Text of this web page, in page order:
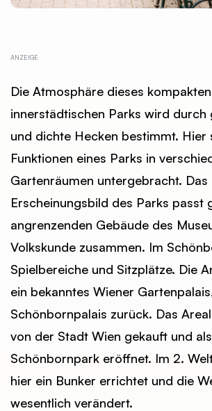
Die Atmosphäre dieses kompakten
innerstädtischen Parks wird durch
und dichte Hecken bestimmt. Hier
Funktionen eines Parks in
Gartenräumen untergebracht. Das
Erscheinungsbild des Parks passt
angrenzenden Gebäude des
Volkskunde zusammen. Im
Spielbereiche und Sitzplätze. Die
ein bekanntes Wiener
Schönbornpalais zurück. Das
von der Stadt Wien gekauft und als
Schönbornpark eröffnet. Im 2.
hier ein Bunker errichtet und die
wesentlich verändert.